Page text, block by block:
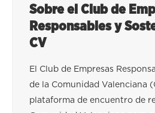
Sobre el Club de
Responsables y
CV
El Club de Empresas
de la Comunidad Valenciana
plataforma de encuentro de